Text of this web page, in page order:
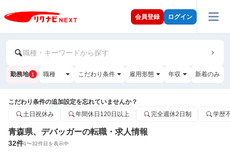
会員登録 ログイン
職種・キーワードから探す
勤務地 1 職種 こだわり条件 雇用形態 年収 新着のみ
こだわり条件の追加設定を忘れていませんか？
土日祝休み
年間休日120日以上 完全週休2日制 学歴
青森県、デバッガーの転職・求人情報
32件1〜32件目を表示中